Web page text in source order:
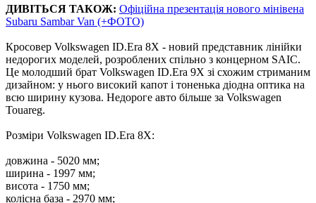
ДИВІТЬСЯ ТАКОЖ: Офіційна презентація нового мінівена
Subaru Sambar Van (+ФОТО)
Кросовер Volkswagen ID.Era 8X - новий представник лінійки
недорогих моделей, розроблених спільно з концерном SAIC.
Це молодший брат Volkswagen ID.Era 9X зі схожим стриманим
дизайном: у нього високий капот і тоненька діодна оптика на
всю ширину кузова. Недороге авто більше за Volkswagen
Touareg.
Розміри Volkswagen ID.Era 8X:
довжина - 5020 мм;
ширина - 1997 мм;
висота - 1750 мм;
колісна база - 2970 мм;